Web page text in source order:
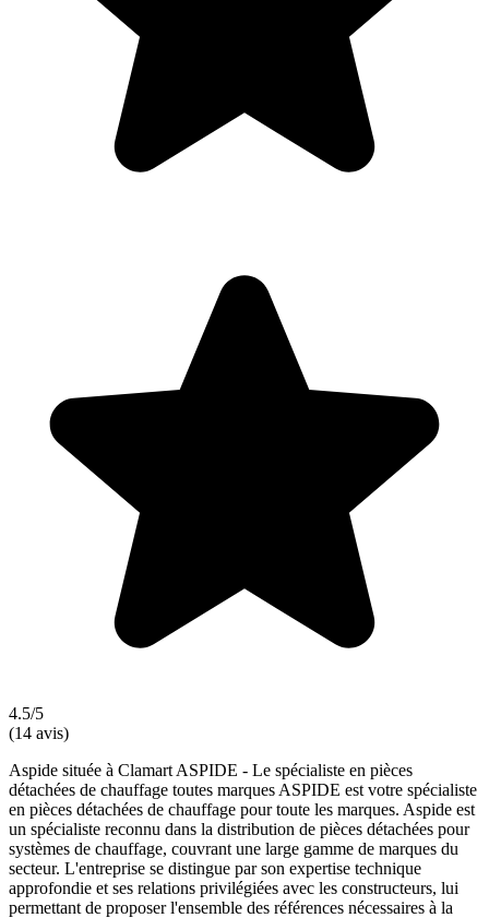
4.5/5
(14 avis)
Aspide située à Clamart ASPIDE - Le spécialiste en pièces
détachées de chauffage toutes marques ASPIDE est votre spécialiste
en pièces détachées de chauffage pour toute les marques. Aspide est
un spécialiste reconnu dans la distribution de pièces détachées pour
systèmes de chauffage, couvrant une large gamme de marques du
secteur. L'entreprise se distingue par son expertise technique
approfondie et ses relations privilégiées avec les constructeurs, lui
permettant de proposer l'ensemble des références nécessaires à la